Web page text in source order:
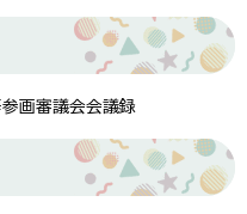
画審議会会議録